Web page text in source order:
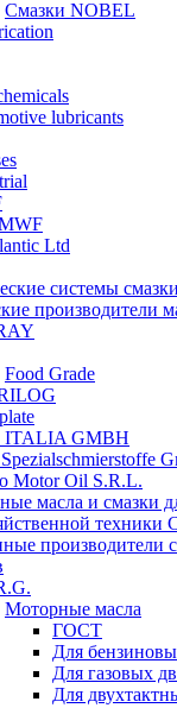
Смазки NOBEL
lubricants
Ltd
системы
производители
Food Grade
ITALIA GMBH
Motor Oil S.R.L.
масла и смазки
техники
производители
Моторные масла
ГОСТ
Для
Для газовых
Для